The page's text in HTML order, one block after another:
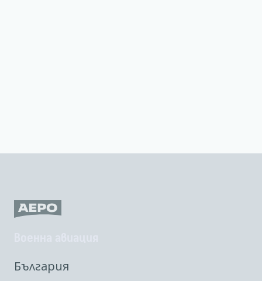
България